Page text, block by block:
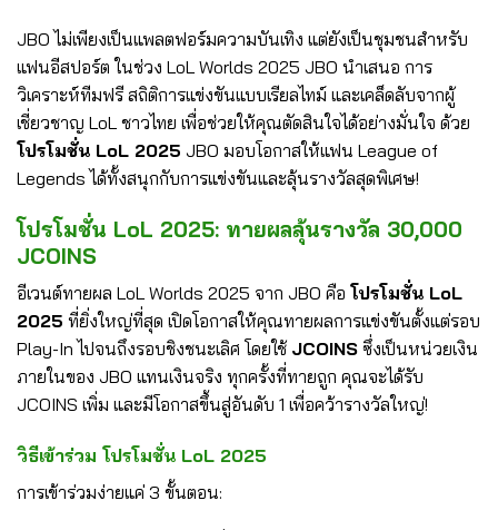
JBO ไม่เพียงเป็นแพลตฟอร์มความบันเทิง แต่ยังเป็นชุมชนสำหรับ
แฟนอีสปอร์ต ในช่วง LoL Worlds 2025 JBO นำเสนอ การ
วิเคราะห์ทีมฟรี สถิติการแข่งขันแบบเรียลไทม์ และเคล็ดลับจากผู้
เชี่ยวชาญ LoL ชาวไทย เพื่อช่วยให้คุณตัดสินใจได้อย่างมั่นใจ ด้วย
โปรโมชั่น LoL 2025 JBO มอบโอกาสให้แฟน League of
Legends ได้ทั้งสนุกกับการแข่งขันและลุ้นรางวัลสุดพิเศษ!
โปรโมชั่น LoL 2025: ทายผลลุ้นรางวัล 30,000
JCOINS
อีเวนต์ทายผล LoL Worlds 2025 จาก JBO คือ โปรโมชั่น LoL
2025 ที่ยิ่งใหญ่ที่สุด เปิดโอกาสให้คุณทายผลการแข่งขันตั้งแต่รอบ
Play-In ไปจนถึงรอบชิงชนะเลิศ โดยใช้ JCOINS ซึ่งเป็นหน่วยเงิน
ภายในของ JBO แทนเงินจริง ทุกครั้งที่ทายถูก คุณจะได้รับ
JCOINS เพิ่ม และมีโอกาสขึ้นสู่อันดับ 1 เพื่อคว้ารางวัลใหญ่!
วิธีเข้าร่วม โปรโมชั่น LoL 2025
การเข้าร่วมง่ายแค่ 3 ขั้นตอน: